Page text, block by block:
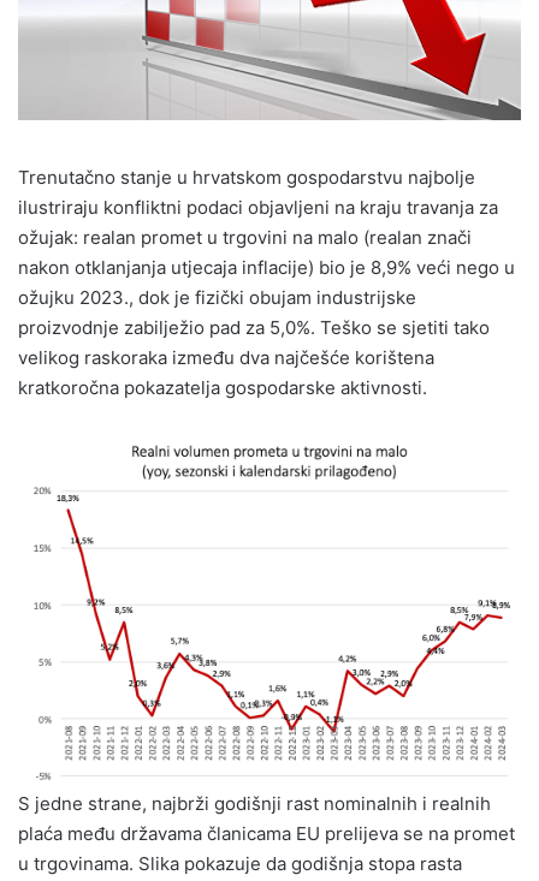
Trenutačno stanje u hrvatskom gospodarstvu najbolje
ilustriraju konfliktni podaci objavljeni na kraju travanja za
ožujak: realan promet u trgovini na malo (realan znači
nakon otklanjanja utjecaja inflacije) bio je 8,9% veći nego u
ožujku 2023., dok je fizički obujam industrijske
proizvodnje zabilježio pad za 5,0%. Teško se sjetiti tako
velikog raskoraka između dva najčešće korištena
kratkoročna pokazatelja gospodarske aktivnosti.
S jedne strane, najbrži godišnji rast nominalnih i realnih
plaća među državama članicama EU prelijeva se na promet
u trgovinama. Slika pokazuje da godišnja stopa rasta